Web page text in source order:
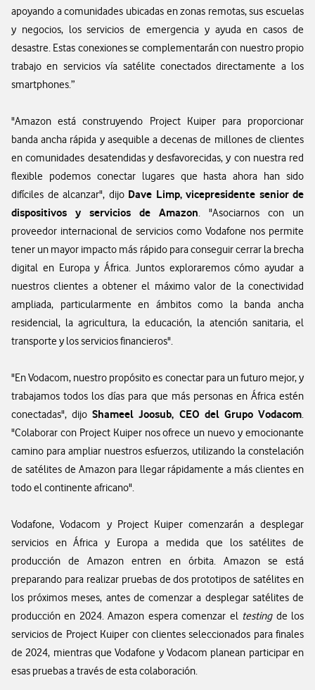
apoyando a comunidades ubicadas en zonas remotas, sus escuelas
y negocios, los servicios de emergencia y ayuda en casos de
desastre. Estas conexiones se complementarán con nuestro propio
trabajo en servicios vía satélite conectados directamente a los
smartphones.”
"Amazon está construyendo Project Kuiper para proporcionar
banda ancha rápida y asequible a decenas de millones de clientes
en comunidades desatendidas y desfavorecidas, y con nuestra red
flexible podemos conectar lugares que hasta ahora han sido
difíciles de alcanzar", dijo Dave Limp, vicepresidente senior de
dispositivos y servicios de Amazon. "Asociarnos con un
proveedor internacional de servicios como Vodafone nos permite
tener un mayor impacto más rápido para conseguir cerrar la brecha
digital en Europa y África. Juntos exploraremos cómo ayudar a
nuestros clientes a obtener el máximo valor de la conectividad
ampliada, particularmente en ámbitos como la banda ancha
residencial, la agricultura, la educación, la atención sanitaria, el
transporte y los servicios financieros".
"En Vodacom, nuestro propósito es conectar para un futuro mejor, y
trabajamos todos los días para que más personas en África estén
conectadas", dijoShameel Joosub, CEO del Grupo Vodacom.
"Colaborar con Project Kuiper nos ofrece un nuevo y emocionante
camino para ampliar nuestros esfuerzos, utilizando la constelación
de satélites de Amazon para llegar rápidamente a más clientes en
todo el continente africano".
Vodafone, Vodacom y Project Kuiper comenzarán a desplegar
servicios en África y Europa a medida que los satélites de
producción de Amazon entren en órbita. Amazon se está
preparando para realizar pruebas de dos prototipos de satélites en
los próximos meses, antes de comenzar a desplegar satélites de
producción en 2024. Amazon espera comenzar el testingde los
servicios de Project Kuiper con clientes seleccionados para finales
de 2024, mientras que Vodafone y Vodacom planean participar en
esas pruebas a través de esta colaboración.